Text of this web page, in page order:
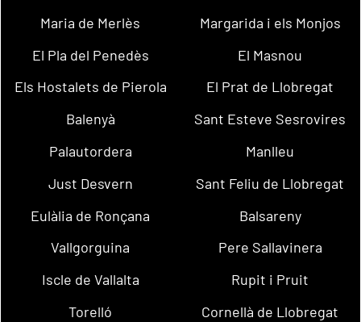
Maria de Merlès
Margarida i els Monjos
El Pla del Penedès
El Masnou
Els Hostalets de Pierola
El Prat de Llobregat
Balenyà
Sant Esteve Sesrovires
Palautordera
Manlleu
Just Desvern
Sant Feliu de Llobregat
Eulàlia de Ronçana
Balsareny
Vallgorguina
Pere Sallavinera
Iscle de Vallalta
Rupit i Pruit
Torelló
Cornellà de Llobregat